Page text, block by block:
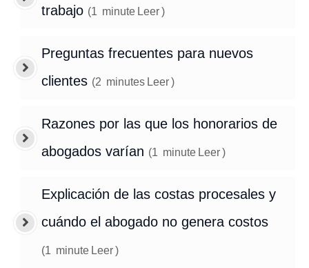
trabajo (1 minute Leer)
Preguntas frecuentes para nuevos
clientes (2 minutes Leer)
Razones por las que los honorarios de
abogados varían (1 minute Leer)
Explicación de las costas procesales y
cuándo el abogado no genera costos
(1 minute Leer)